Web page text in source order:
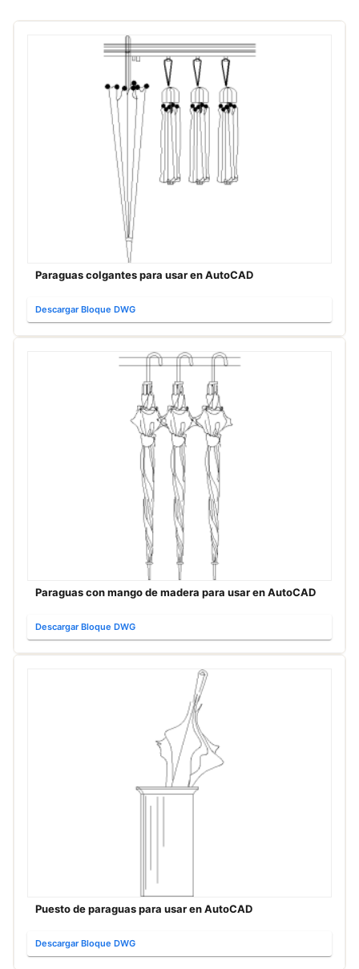
Paraguas colgantes para usar en AutoCAD
Descargar Bloque DWG
Paraguas con mango de madera para usar en AutoCAD
Descargar Bloque DWG
Puesto de paraguas para usar en AutoCAD
Descargar Bloque DWG